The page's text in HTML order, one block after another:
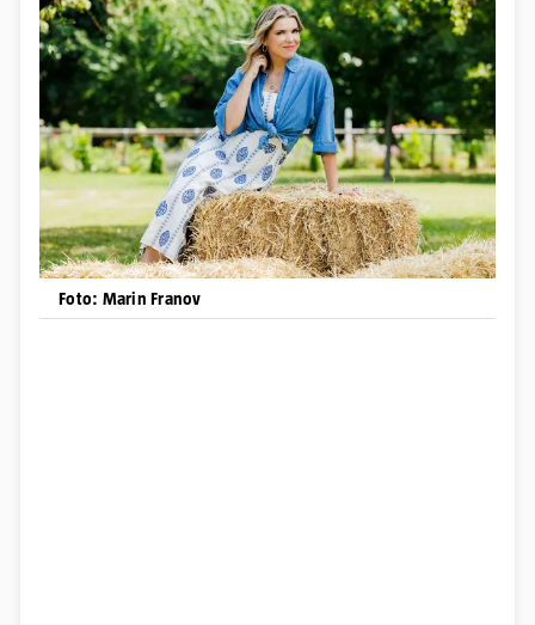
Foto: Marin Franov